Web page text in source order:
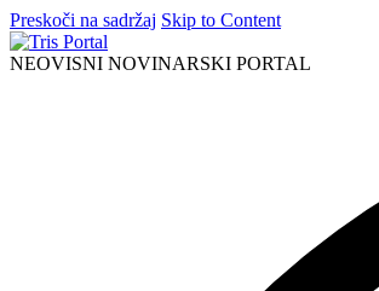
Preskoči na sadržaj Skip to Content
NEOVISNI NOVINARSKI PORTAL